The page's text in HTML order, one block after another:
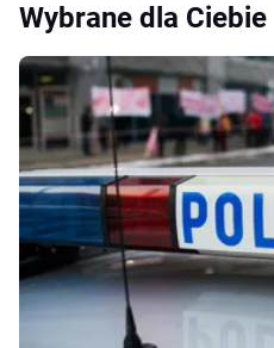
Wybrane dla Ciebie